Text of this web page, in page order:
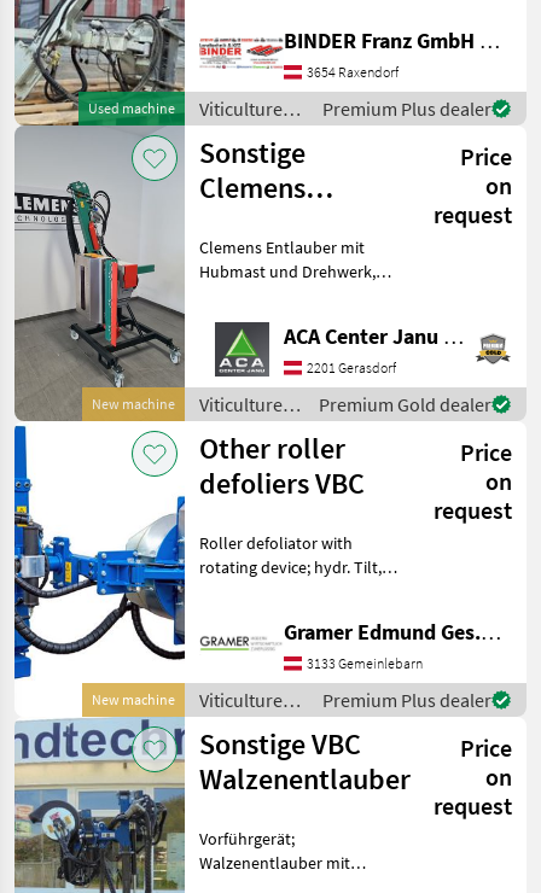
Olmi
Pellenc
CFS
Ero
KMS Rinklin
all 9
MARKETPLACE
Marketplace
Dealer
offers
Classifieds
Used machine
✔️ Slowenischer Hersteller
KMG ✔️ ist auf die
Herstellung Weinbaug
BINDER Franz GmbH & CoKG
3654 Raxendorf
Viticulture
equipment /
Sonstige
Premium Plus dealer
New machine
Sonstige
Clemens
Price
on
request
Clemens Entlauber mit
Hubmast und Drehwerk,
Ringgummiwalze,
Vorsatzvorschneider, inkl.
Anbaukonsole, Einfach
zugänglicher
Walzenbereich, hydr. Brei
ACA Center Janu GmbH
2201 Gerasdorf
Viticulture
equipment /
Sonstige
Premium Gold dealer
New machine
Other roller
defoliers VBC
Price
on
request
Roller defoliator with
rotating device; hydr. Tilt,
(only 1 control unit
necessary on the tractor);
Delivery
Gramer Edmund Ges.m.b.H.
3133 Gemeinlebarn
Viticulture
equipment /
Sonstige
Premium Plus dealer
Sonstige VBC
Walzenentlauber
Price
on
request
Vorführgerät;
Walzenentlauber mit